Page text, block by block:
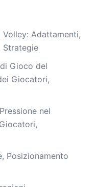
Adattamenti,
Strategie
Gioco del
Giocatori,
nel
Posizionamento